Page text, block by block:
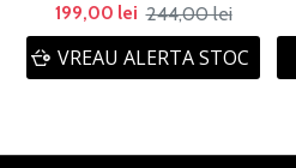
199,00 lei 244,00 lei
VREAU ALERTA STOC